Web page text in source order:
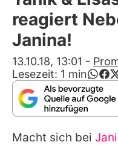
Alle
App
reagiert
Janina!
13.10.18, 13:01 -
Lesezeit: 1 min
Macht sich bei